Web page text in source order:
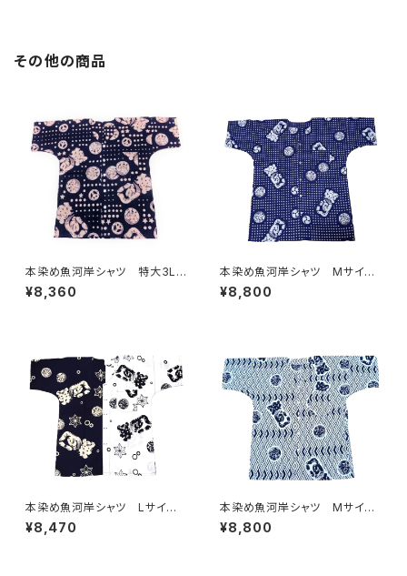
その他の商品
本染め魚河岸シャツ 特大3Lサ
イズ 認定証付き 木綿晒 星
柄入り豆絞り 紺×白 日本
ツ 焼津 浜通り 港町
¥8,360
本染め魚河岸シャツ Mサイ
ズ 認定証付き 木綿晒 伝統
豆絞り柄 巴紋 紺×白 日本
通り 港町 祭り
¥8,800
本染め魚河岸シャツ Lサイ
ズ 認定証付き 木綿晒 日本
製 涼麻柄 紺×白 注染そめ
¥8,470
本染め魚河岸シャツ Mサイ
ズ 認定証付き 木綿晒 菱青
海波×伝統魚河岸柄 白×紺
¥8,800